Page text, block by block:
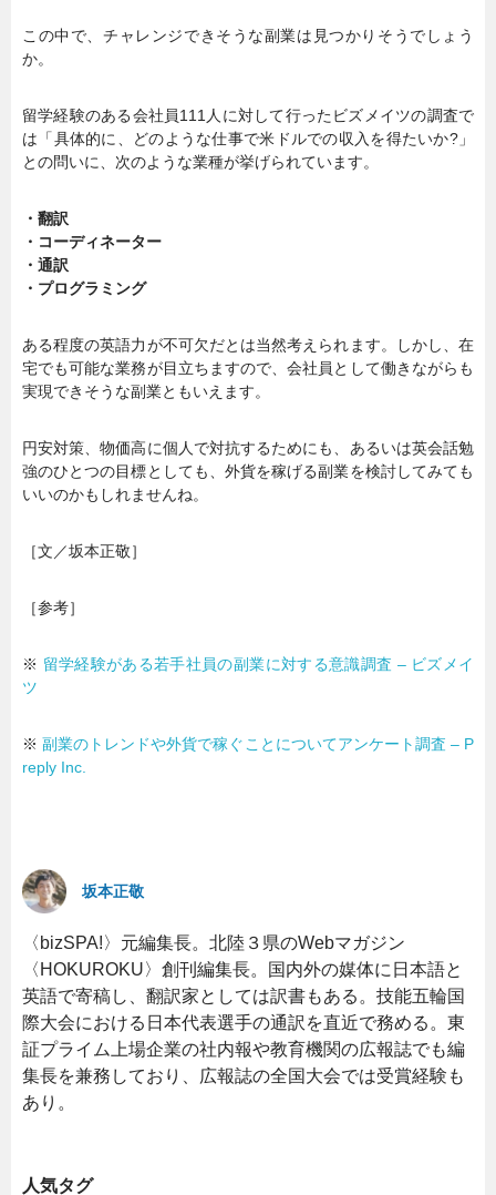
この中で、チャレンジできそうな副業は見つかりそうでしょう
か。
留学経験のある会社員111人に対して行ったビズメイツの調査で
は「具体的に、どのような仕事で米ドルでの収入を得たいか?」
との問いに、次のような業種が挙げられています。
・翻訳
・コーディネーター
・通訳
・プログラミング
ある程度の英語力が不可欠だとは当然考えられます。しかし、在
宅でも可能な業務が目立ちますので、会社員として働きながらも
実現できそうな副業ともいえます。
円安対策、物価高に個人で対抗するためにも、あるいは英会話勉
強のひとつの目標としても、外貨を稼げる副業を検討してみても
いいのかもしれませんね。
［文／坂本正敬］
［参考］
※ 留学経験がある若手社員の副業に対する意識調査 – ビズメイ
ツ
※副業のトレンドや外貨で稼ぐことについてアンケート調査 – P
reply Inc.
坂本正敬
〈bizSPA!〉元編集長。北陸３県のWebマガジン
〈HOKUROKU〉創刊編集長。国内外の媒体に日本語と
英語で寄稿し、翻訳家としては訳書もある。技能五輪国
際大会における日本代表選手の通訳を直近で務める。東
証プライム上場企業の社内報や教育機関の広報誌でも編
集長を兼務しており、広報誌の全国大会では受賞経験も
あり。
人気タグ